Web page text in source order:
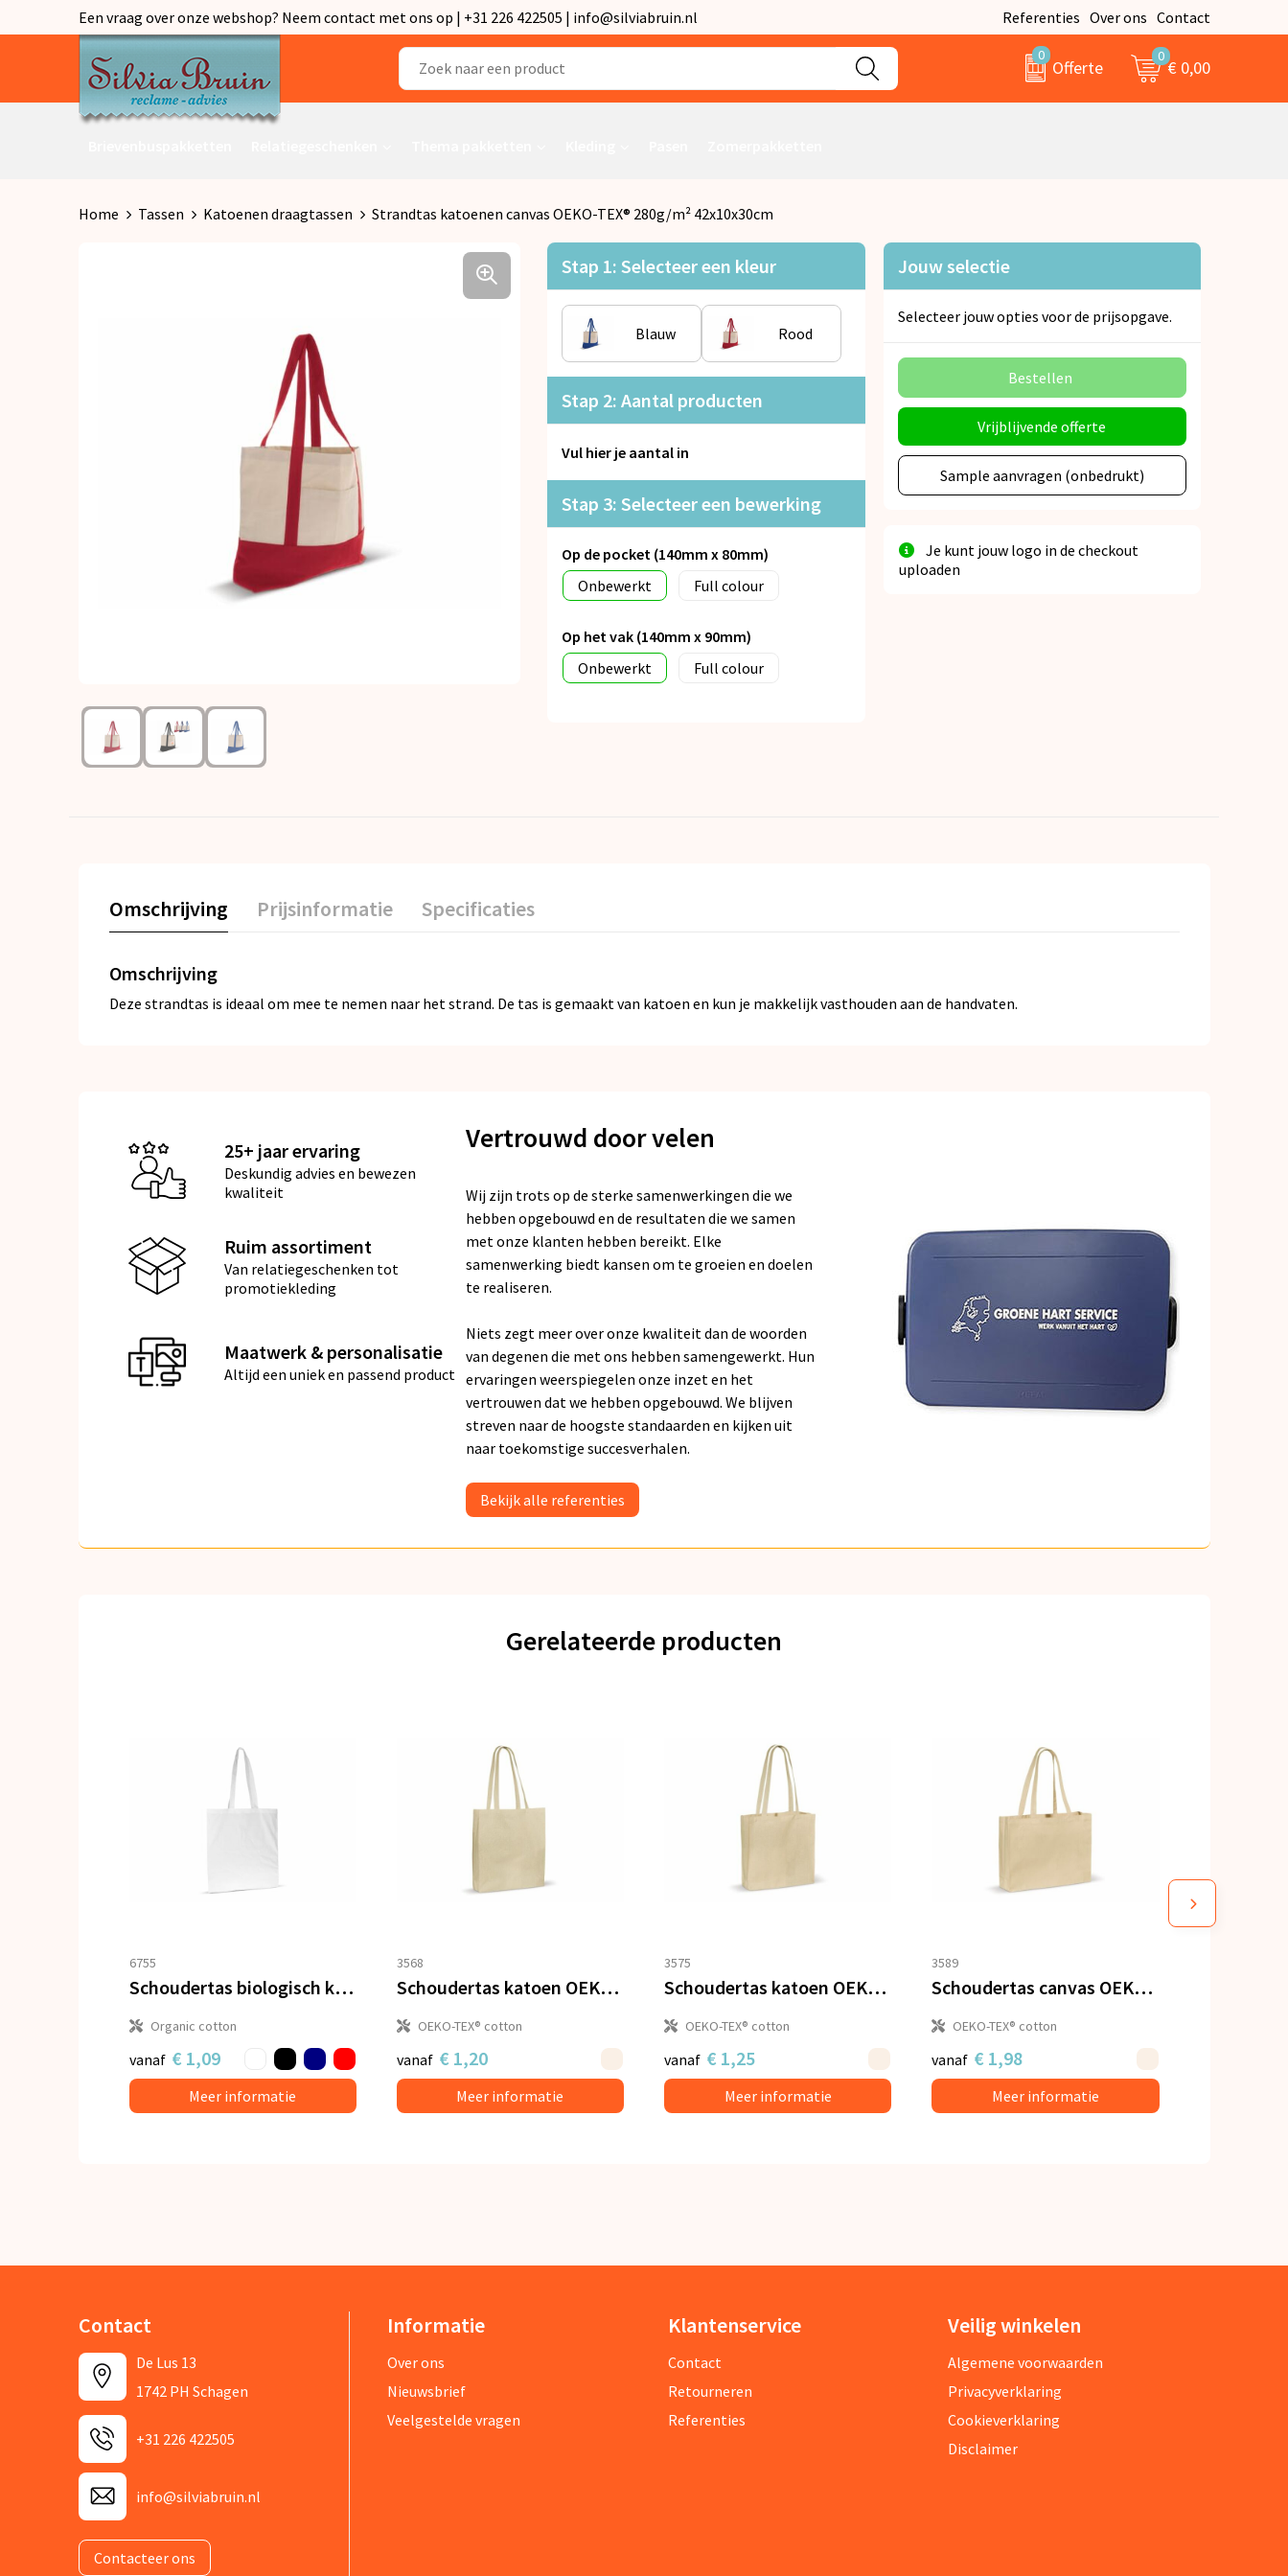
Een vraag over onze webshop? Neem contact met ons op | +31 226 422505 | info@silviabruin.nl Referenties Over ons Contact
0
Offerte
0
€ 0,00
Home Tassen Katoenen draagtassen Strandtas katoenen canvas OEKO-TEX® 280g/m² 42x10x30cm
Stap 1: Selecteer een kleur
Blauw Rood
Stap 2: Aantal producten
Vul hier je aantal in
Stap 3: Selecteer een bewerking
Op de pocket (140mm x 80mm)
Onbewerkt
Full colour
Op het vak (140mm x 90mm)
Onbewerkt
Full colour
Jouw selectie
Selecteer jouw opties voor de prijsopgave.
Bestellen
Vrijblijvende offerte
Sample aanvragen (onbedrukt)
Je kunt jouw logo in de checkout
uploaden
Omschrijving Prijsinformatie Specificaties
Omschrijving
Deze strandtas is ideaal om mee te nemen naar het strand. De tas is gemaakt van katoen en kun je makkelijk vasthouden aan de handvaten.
25+ jaar ervaring
Deskundig advies en bewezen
kwaliteit
Ruim assortiment
Van relatiegeschenken tot
promotiekleding
Maatwerk & personalisatie
Altijd een uniek en passend product
Vertrouwd door velen
Wij zijn trots op de sterke samenwerkingen die we
hebben opgebouwd en de resultaten die we samen
met onze klanten hebben bereikt. Elke
samenwerking biedt kansen om te groeien en doelen
te realiseren.
Niets zegt meer over onze kwaliteit dan de woorden
van degenen die met ons hebben samengewerkt. Hun
ervaringen weerspiegelen onze inzet en het
vertrouwen dat we hebben opgebouwd. We blijven
streven naar de hoogste standaarden en kijken uit
naar toekomstige succesverhalen.
Bekijk alle referenties
Gerelateerde producten
6755
Schoudertas biologisch katoen kleur lang 140g/m² 38x42 cm
Organic cotton
vanaf € 1,09
Meer informatie
3568
Schoudertas katoen OEKO-TEX® 140g/m² 38x10x42cm
OEKO-TEX® cotton
vanaf € 1,20
Meer informatie
3575
Schoudertas katoen OEKO-TEX® 140g/m² 40x10x35cm
OEKO-TEX® cotton
vanaf € 1,25
Meer informatie
3589
Schoudertas canvas OEKO-TEX® 280g/m² 45x10x33cm
OEKO-TEX® cotton
vanaf € 1,98
Meer informatie
Contact
De Lus 13
1742 PH Schagen
+31 226 422505
info@silviabruin.nl
Contacteer ons
Informatie
Over ons
Nieuwsbrief
Veelgestelde vragen
Klantenservice
Contact
Retourneren
Referenties
Veilig winkelen
Algemene voorwaarden
Privacyverklaring
Cookieverklaring
Disclaimer